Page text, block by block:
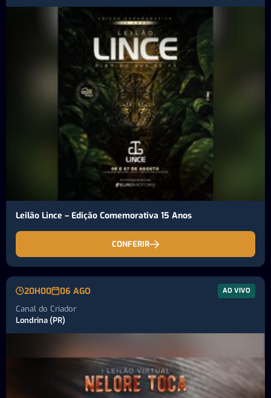
Leilão Lince – Edição Comemorativa 15 Anos
CONFERIR
20H00 06 AGO AO VIVO
Canal do Criador
Londrina (PR)